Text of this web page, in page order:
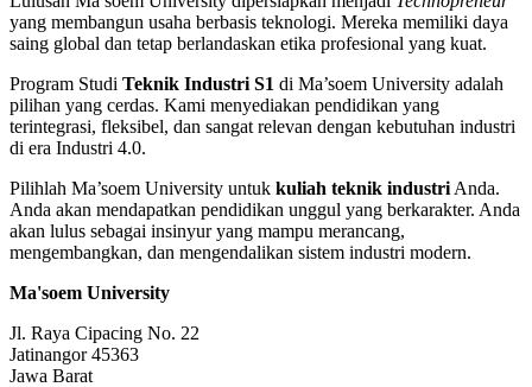
yang membangun usaha berbasis teknologi. Mereka memiliki daya
saing global dan tetap berlandaskan etika profesional yang kuat.
Program Studi Teknik Industri S1 di Ma’soem University adalah
pilihan yang cerdas. Kami menyediakan pendidikan yang
terintegrasi, fleksibel, dan sangat relevan dengan kebutuhan industri
di era Industri 4.0.
Pilihlah Ma’soem University untuk kuliah teknik industri Anda.
Anda akan mendapatkan pendidikan unggul yang berkarakter. Anda
akan lulus sebagai insinyur yang mampu merancang,
mengembangkan, dan mengendalikan sistem industri modern.
Ma'soem University
Jl. Raya Cipacing No. 22
Jatinangor 45363
Jawa Barat